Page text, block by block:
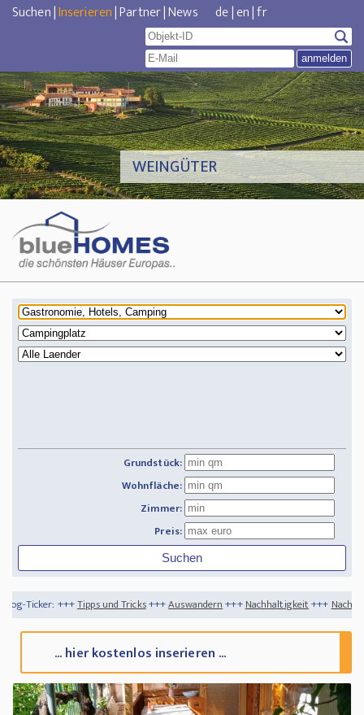
Suchen|Inserieren|Partner|News de|en|fr
WEINGÜTER
Grundstück:
Wohnfläche:
Zimmer:
Preis:
und Tricks +++Auswandern+++Nachhaltigkeit+++Nachhaltig Reisen - die
... hier kostenlos inserieren ...